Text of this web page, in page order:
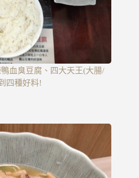
血臭豆腐、四大天王(大腸/
四種好料!